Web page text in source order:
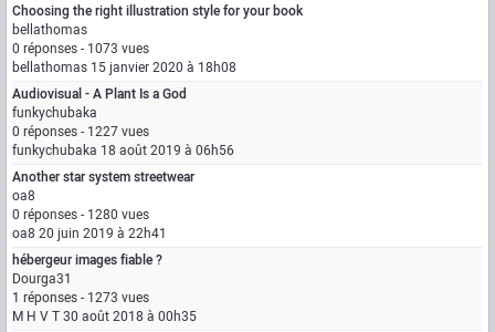
Choosing the right illustration style for your book
bellathomas
0 réponses - 1073 vues
bellathomas 15 janvier 2020 à 18h08
Audiovisual - A Plant Is a God
funkychubaka
0 réponses - 1227 vues
funkychubaka 18 août 2019 à 06h56
Another star system streetwear
oa8
0 réponses - 1280 vues
oa8 20 juin 2019 à 22h41
hébergeur images fiable ?
Dourga31
1 réponses - 1273 vues
M H V T30 août 2018 à 00h35